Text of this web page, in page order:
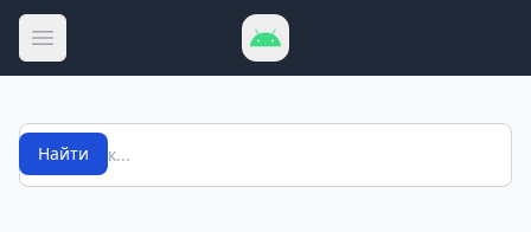
Открыть меню
Поиск
Найти